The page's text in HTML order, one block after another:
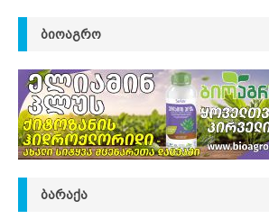
ᲑᲘᲝᲐᲒᲠᲝ
ᲑᲐᲠᲐᲥᲐ